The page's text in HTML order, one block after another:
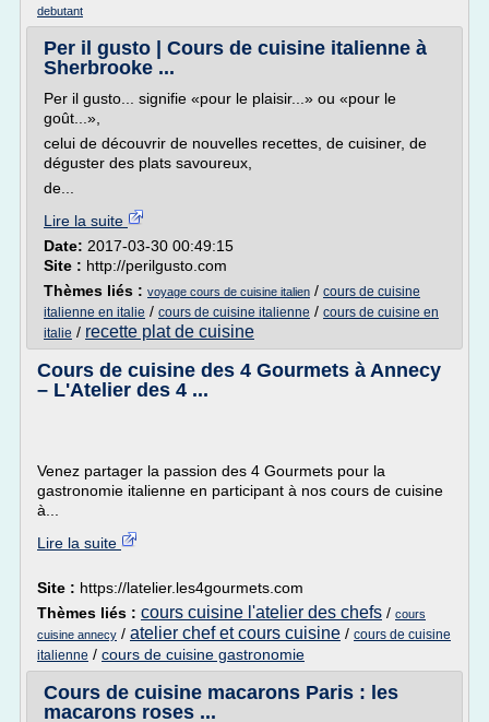
debutant
Per il gusto | Cours de cuisine italienne à
Sherbrooke ...
Per il gusto... signifie «pour le plaisir...» ou «pour le
goût...»,
celui de découvrir de nouvelles recettes, de cuisiner, de
déguster des plats savoureux,
de...
Lire la suite
Date: 2017-03-30 00:49:15
Site : http://perilgusto.com
Thèmes liés : voyage cours de cuisine italien / cours de cuisine
italienne en italie / cours de cuisine italienne / cours de cuisine en
italie / recette plat de cuisine
Cours de cuisine des 4 Gourmets à Annecy
– L'Atelier des 4 ...
Venez partager la passion des 4 Gourmets pour la
gastronomie italienne en participant à nos cours de cuisine
à...
Lire la suite
Site : https://latelier.les4gourmets.com
Thèmes liés : cours cuisine l'atelier des chefs / cours
cuisine annecy / atelier chef et cours cuisine / cours de cuisine
italienne / cours de cuisine gastronomie
Cours de cuisine macarons Paris : les
macarons roses ...